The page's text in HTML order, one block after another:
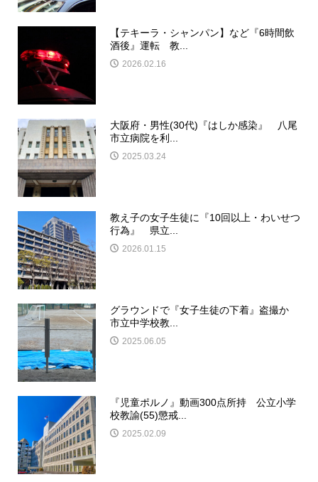
【テキーラ・シャンパン】など『6時間飲
酒後』運転 教...
2026.02.16
大阪府・男性(30代)『はしか感染』 八尾
市立病院を利...
2025.03.24
教え子の女子生徒に『10回以上・わいせつ
行為』 県立...
2026.01.15
グラウンドで『女子生徒の下着』盗撮か
市立中学校教...
2025.06.05
『児童ポルノ』動画300点所持 公立小学
校教諭(55)懲戒...
2025.02.09